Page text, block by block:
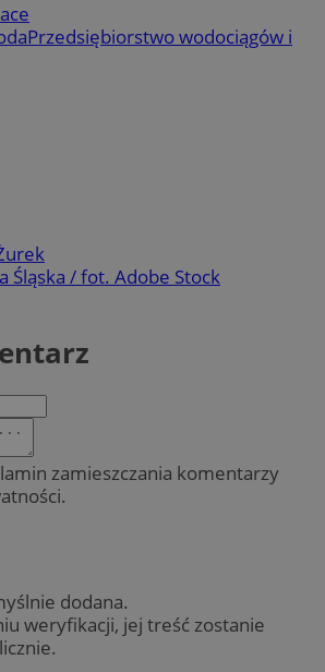
Przedsiębiorstwo wodociągów i
Śląska / fot. Adobe Stock
zamieszczania komentarzy
dodana.
weryfikacji, jej treść zostanie